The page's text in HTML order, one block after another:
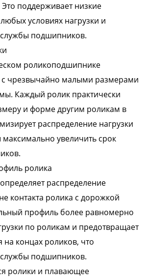
поддерживает низкие
условиях нагрузки и
подшипников.
роликоподшипнике
с чрезвычайно малыми размерами
Каждый ролик практически
и форме другим роликам в
распределение нагрузки
увеличить срок
ролика
распределение
контакта ролика с дорожкой
профиль более равномерно
по роликам и предотвращает
концах роликов, что
подшипников.
ролики и плавающее